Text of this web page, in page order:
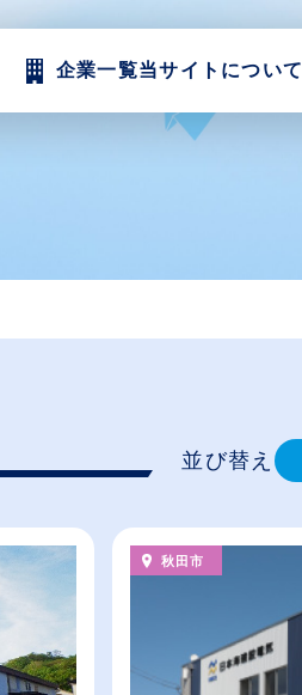
企業一覧当サイトについて
並び替え
秋田市